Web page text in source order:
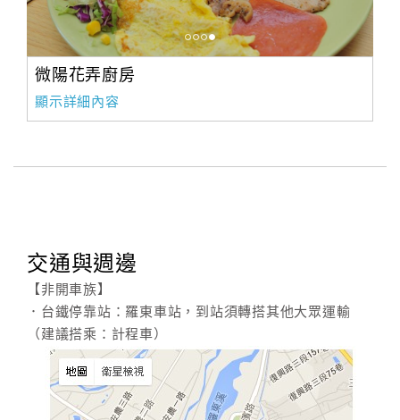
微陽花弄廚房
顯示詳細內容
交通與週邊
【非開車族】
．台鐵停靠站：羅東車站，到站須轉搭其他大眾運輸
（建議搭乘：計程車）